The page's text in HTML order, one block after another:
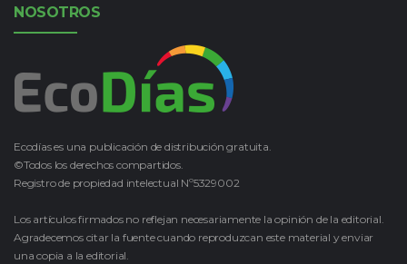
NOSOTROS
Ecodías es una publicación de distribución gratuita.
©Todos los derechos compartidos.
Registro de propiedad intelectual Nº5329002
Los artículos firmados no reflejan necesariamente la opinión de la editorial.
Agradecemos citar la fuente cuando reproduzcan este material y enviar
una copia a la editorial.